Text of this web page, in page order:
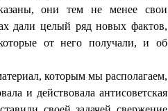
они тем не менее свои
дали целый ряд новых фактов,
от него получали, и об
которым мы располагаем,
и действовала антисоветская